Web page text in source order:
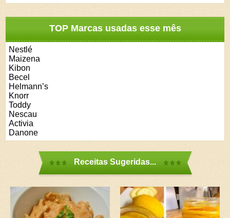
TOP Marcas usadas esse mês
Nestlé
Maizena
Kibon
Becel
Helmann’s
Knorr
Toddy
Nescau
Activia
Danone
Receitas Sugeridas...